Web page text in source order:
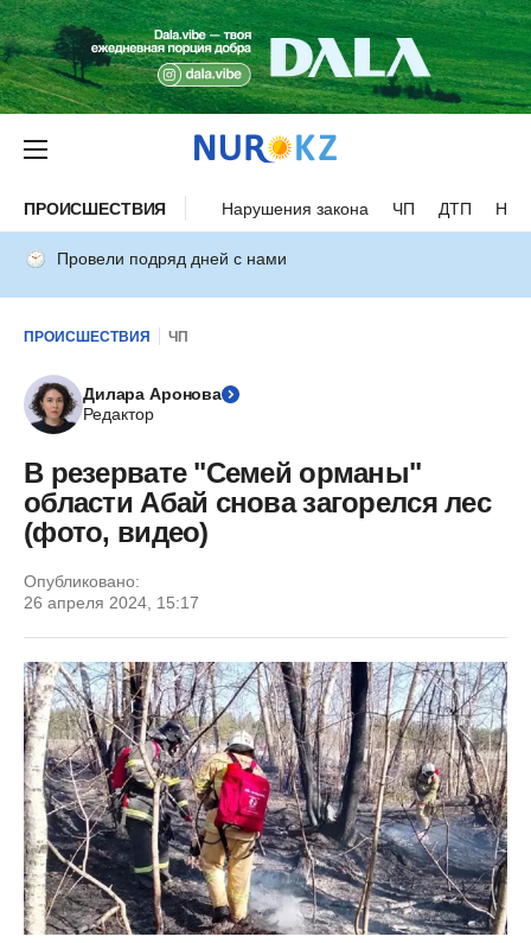
ПРОИСШЕСТВИЯ Нарушения закона ЧП ДТП
Провели подряд дней с нами
ПРОИСШЕСТВИЯ ЧП
Дилара Аронова
Редактор
В резервате "Семей орманы"
области Абай снова загорелся лес
(фото, видео)
Опубликовано:
26 апреля 2024, 15:17